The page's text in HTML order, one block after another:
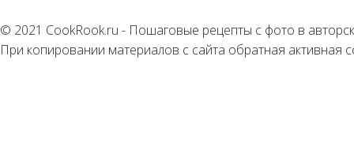
© 2021 CookRook.ru - Пошаговые рецепты с фото в
При копировании материалов с сайта обратная активная